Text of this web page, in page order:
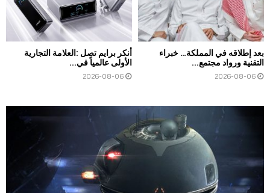
بعد إطلاقه في المملكة… خبراء
التقنية ورواد مجتمع...
2026-08-06
أنكر برايم تصل :العلامة التجارية
الأولى عالمياً في...
2026-08-06